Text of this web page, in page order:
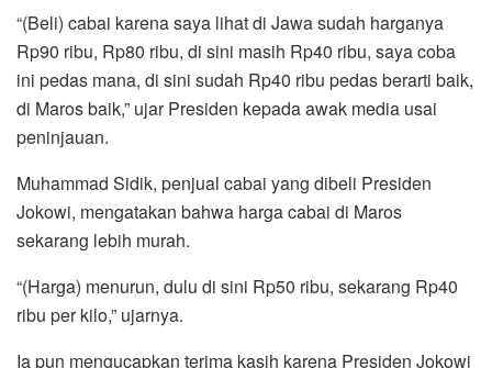
“(Beli) cabai karena saya lihat di Jawa sudah harganya
Rp90 ribu, Rp80 ribu, di sini masih Rp40 ribu, saya coba
ini pedas mana, di sini sudah Rp40 ribu pedas berarti baik,
di Maros baik,” ujar Presiden kepada awak media usai
peninjauan.
Muhammad Sidik, penjual cabai yang dibeli Presiden
Jokowi, mengatakan bahwa harga cabai di Maros
sekarang lebih murah.
“(Harga) menurun, dulu di sini Rp50 ribu, sekarang Rp40
ribu per kilo,” ujarnya.
Ia pun mengucapkan terima kasih karena Presiden Jokowi